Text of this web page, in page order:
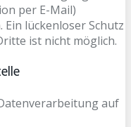
per E-Mail)
lückenloser Schutz
ist nicht möglich.
auf